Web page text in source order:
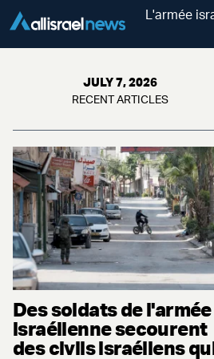
L'armée
JULY 7, 2026
RECENT ARTICLES
Des soldats de l'armée
israélienne secourent
des civils israéliens